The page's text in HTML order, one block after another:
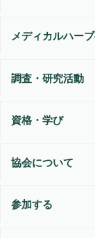
メディカルハー
調査・研究活動
資格・学び
協会について
参加する